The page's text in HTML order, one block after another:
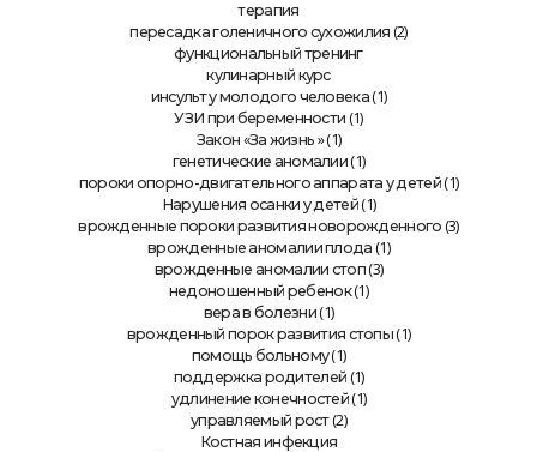
терапия
пересадка голеничного сухожилия (2)
функциональный тренинг
кулинарный курс
инсульт у молодого человека(1)
УЗИ при беременности (1)
Закон «За жизнь » (1)
генетические аномалии (1)
пороки опорно-двигательного аппарата у детей (1)
Нарушения осанки у детей (1)
врожденные пороки развития новорожденного (3)
врожденные аномалии плода (1)
врожденные аномалии стоп (3)
недоношенный ребенок(1)
вера в болезни (1)
врожденный порок развития стопы (1)
помощь больному(1)
поддержка родителей (1)
удлинение конечностей (1)
управляемый рост(2)
Костная инфекция